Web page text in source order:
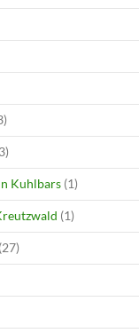
Kuhlbars (1)
(1)
(27)